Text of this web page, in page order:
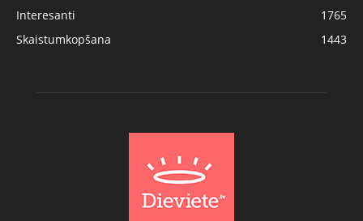
Interesanti
1765
Skaistumkopšana
1443